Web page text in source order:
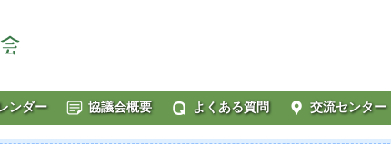
ンダー 協議会概要 よくある質問 交流センター